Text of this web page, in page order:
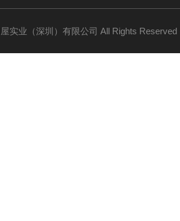
屋实业（深圳）有限公司 All Rights